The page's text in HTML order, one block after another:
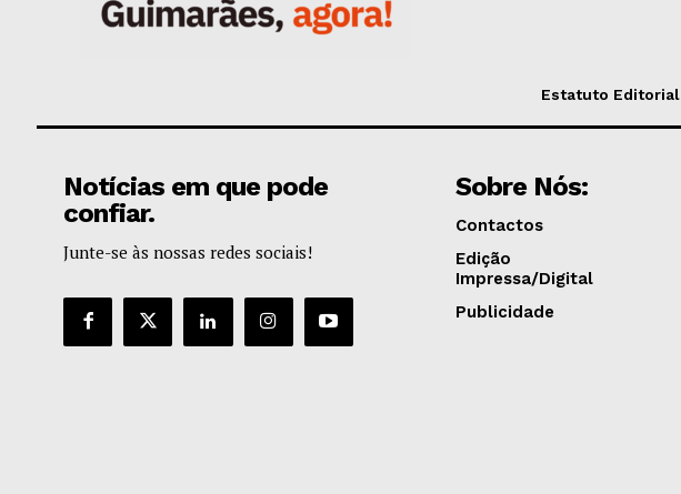
Estatuto Editorial
Notícias em que pode
confiar.
Junte-se às nossas redes sociais!
Sobre Nós:
Contactos
Edição
Impressa/Digital
Publicidade